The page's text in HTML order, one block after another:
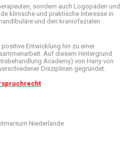
, sondern auch Logopäden und
klinische und praktische Interesse in
und den kraniofazialen
positive Entwicklung hin zu einer
. Auf diesem Hintergrund
Academy) von Harry von
Disziplinen gegründet.
Niederlande